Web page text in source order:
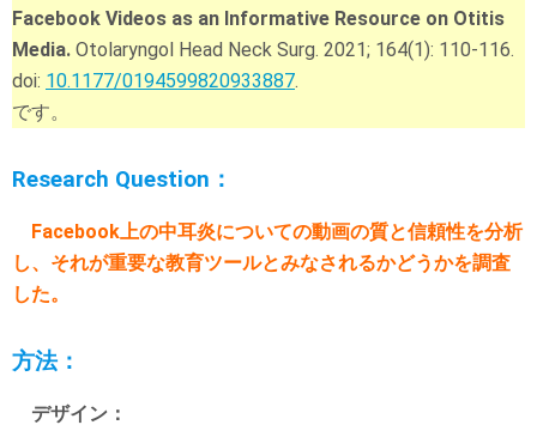
Facebook Videos as an Informative Resource on Otitis
Media. Otolaryngol Head Neck Surg. 2021; 164(1): 110-116.
doi: 10.1177/0194599820933887.
です。
Research Question：
Facebook上の中耳炎についての動画の質と信頼性を分析
し、それが重要な教育ツールとみなされるかどうかを調査
した。
方法：
デザイン：